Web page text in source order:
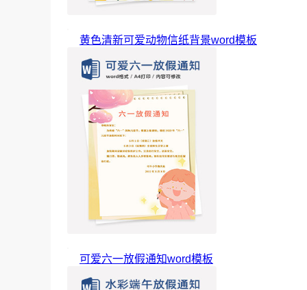
黄色清新可爱动物信纸背景word模板
可爱六一放假通知word模板